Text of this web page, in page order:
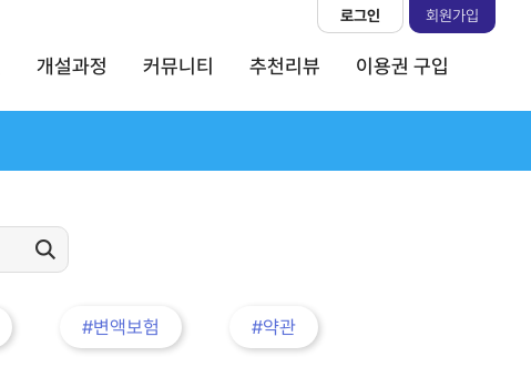
개설과정 커뮤니티 추천리뷰 이용권 구입
로그인 회원가입
#변액보험 #약관